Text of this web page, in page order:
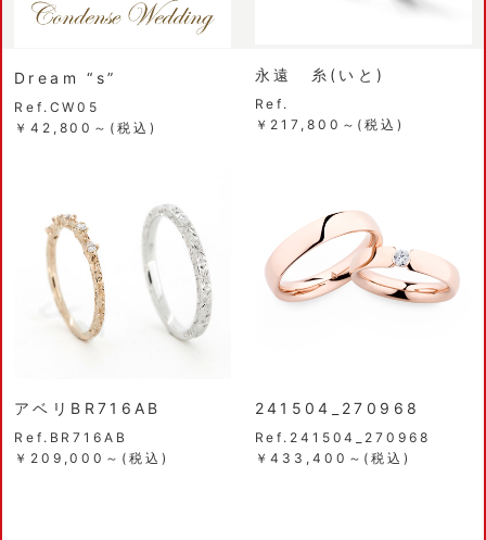
Dream “s”
Ref.CW05
￥42,800～(税込)
永遠 糸(いと)
Ref.
￥217,800～(税込)
アベリBR716AB
Ref.BR716AB
￥209,000～(税込)
241504_270968
Ref.241504_270968
￥433,400～(税込)